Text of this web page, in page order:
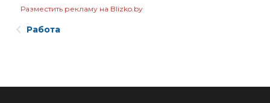
Разместить рекламу на Blizko.by
Работа